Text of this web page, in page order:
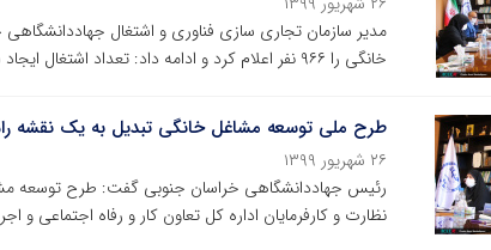
مدیر سازمان تجاری سازی فناوری و اشتغال
خانگی را ۹۶۶ نفر اعلام کرد و ادامه داد: تعداد اشتغال ایجاد شده در این طرح ۵۷۱ شغل بوده است.
طرح ملی توسعه مشاغل خانگی تبدیل به یک نقشه
۲۶ شهریور ۱۳۹۹
رئیس جهاددانشگاهی خراسان جنوبی گفت: طرح توسعه
نظارت و کارفرمایان اداره کل تعاون کار و رفاه اجتماعی